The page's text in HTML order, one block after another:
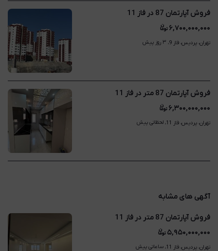
فروش آپارتمان 87 در فاز 11
۶,۷۰۰,۰۰۰,۰۰۰
تهران، پردیس، فاز 9، ۳ روز پیش
فروش آپارتمان 87 متر در فاز 11
۶,۳۰۰,۰۰۰,۰۰۰
تهران، پردیس، فاز 11، لحظاتی پیش
آگهی های مشابه
فروش آپارتمان 87 متر در فاز 11
۵,۹۵۰,۰۰۰,۰۰۰
تهران، پردیس، فاز 11، ساعاتی پیش